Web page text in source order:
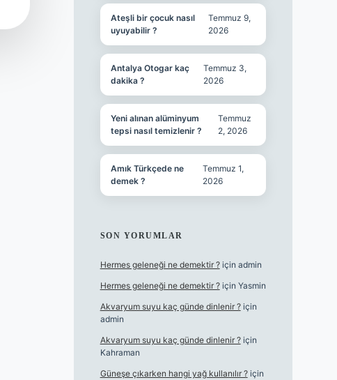
Ateşli bir çocuk nasıl
uyuyabilir ?
Temmuz 9,
2026
Antalya Otogar kaç
dakika ?
Temmuz 3,
2026
Yeni alınan alüminyum
tepsi nasıl temizlenir ?
Temmuz
2, 2026
Amık Türkçede ne
demek ?
Temmuz 1,
2026
SON YORUMLAR
Hermes geleneği ne demektir ?için admin
Hermes geleneği ne demektir ?için Yasmin
Akvaryum suyu kaç günde dinlenir ?için
admin
Akvaryum suyu kaç günde dinlenir ?için
Kahraman
Güneşe çıkarken hangi yağ kullanılır ?için